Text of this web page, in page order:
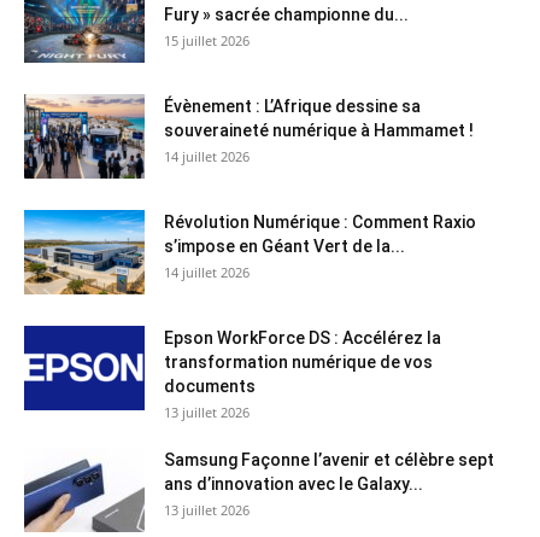
Fury » sacrée championne du...
15 juillet 2026
Évènement : L’Afrique dessine sa
souveraineté numérique à Hammamet !
14 juillet 2026
Révolution Numérique : Comment Raxio
s’impose en Géant Vert de la...
14 juillet 2026
Epson WorkForce DS : Accélérez la
transformation numérique de vos
documents
13 juillet 2026
Samsung Façonne l’avenir et célèbre sept
ans d’innovation avec le Galaxy...
13 juillet 2026